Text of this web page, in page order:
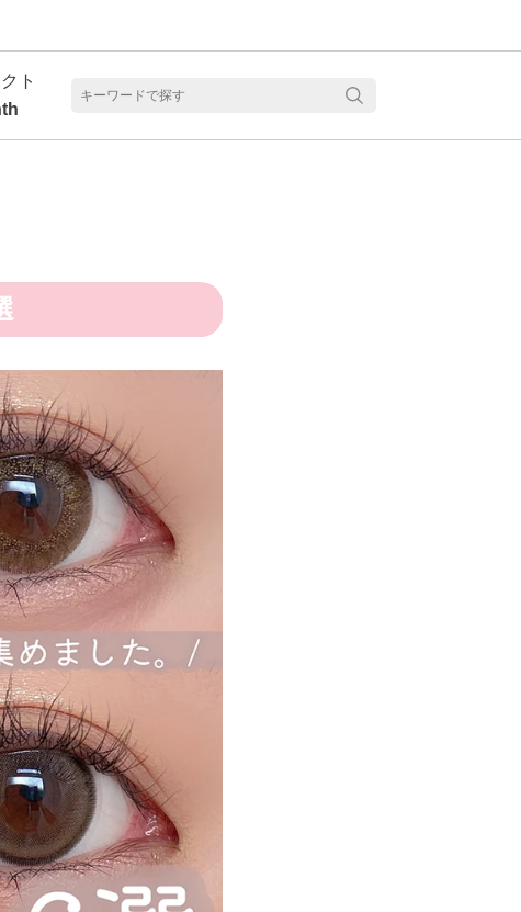
ト
見る
乱視用カラコン 1day商品一覧を見る
遠近両用カラコン 1day商品一覧を見る
カラコン・サークルレンズ 2week商品一覧を見る
カラコン・サークルレンズ 1month商品一覧を見る
見る 乱視用カラコン 1day商品一覧を見る
クリアコンタクトレンズ 2week 商品一覧を見る
乱視用カラコン 1day商品一覧を見る
乱視用カラコン 1month商品一覧を見る